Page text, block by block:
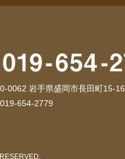
0062 岩手県盛岡市長田町15-16
654-2779